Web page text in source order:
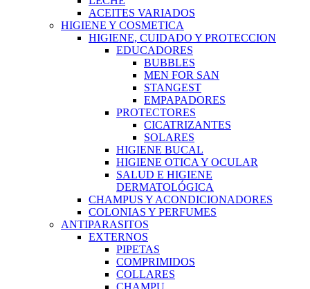
ACEITES VARIADOS
HIGIENE Y COSMETICA
HIGIENE, CUIDADO Y PROTECCION
EDUCADORES
BUBBLES
MEN FOR SAN
STANGEST
EMPAPADORES
PROTECTORES
CICATRIZANTES
SOLARES
HIGIENE BUCAL
HIGIENE OTICA Y OCULAR
SALUD E HIGIENE
DERMATOLÓGICA
CHAMPUS Y ACONDICIONADORES
COLONIAS Y PERFUMES
ANTIPARASITOS
EXTERNOS
PIPETAS
COMPRIMIDOS
COLLARES
CHAMPU